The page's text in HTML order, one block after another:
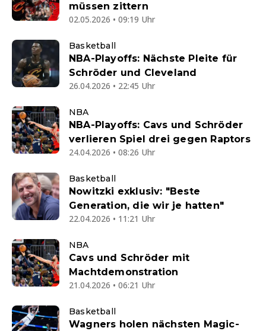
müssen zittern
02.05.2026 • 09:19 Uhr
Basketball
NBA-Playoffs: Nächste Pleite für
Schröder und Cleveland
26.04.2026 • 22:45 Uhr
NBA
NBA-Playoffs: Cavs und Schröder
verlieren Spiel drei gegen Raptors
24.04.2026 • 08:26 Uhr
Basketball
Nowitzki exklusiv: "Beste
Generation, die wir je hatten"
22.04.2026 • 11:21 Uhr
NBA
Cavs und Schröder mit
Machtdemonstration
21.04.2026 • 06:21 Uhr
Basketball
Wagners holen nächsten Magic-